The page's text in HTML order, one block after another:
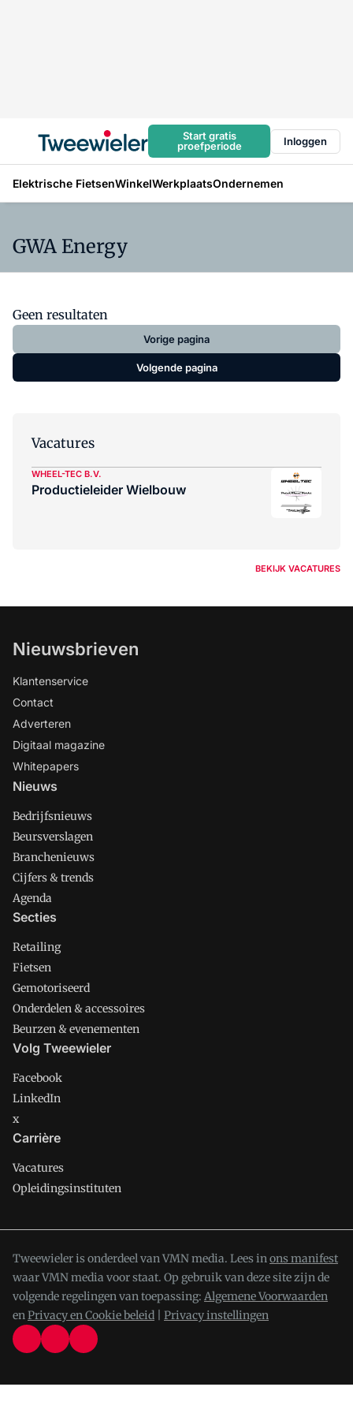
Start gratis
proefperiode
Inloggen
Elektrische FietsenWinkelWerkplaatsOndernemen
GWA Energy
Geen resultaten
Vorige pagina
Volgende pagina
Vacatures
WHEEL-TEC B.V.
Productieleider Wielbouw
BEKIJK VACATURES
Nieuwsbrieven
Klantenservice
Contact
Adverteren
Digitaal magazine
Whitepapers
Nieuws
Bedrijfsnieuws
Beursverslagen
Branchenieuws
Cijfers & trends
Agenda
Secties
Retailing
Fietsen
Gemotoriseerd
Onderdelen & accessoires
Beurzen & evenementen
Volg Tweewieler
Facebook
LinkedIn
x
Carrière
Vacatures
Opleidingsinstituten
Tweewieler is onderdeel van VMN media. Lees inons manifest
waar VMN media voor staat. Op gebruik van deze site zijn de
volgende regelingen van toepassing: Algemene Voorwaarden
enPrivacy en Cookie beleid Privacy instellingen